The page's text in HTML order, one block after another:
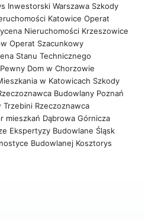
Inwestorski Warszawa Szkody
Katowice Operat
Nieruchomości Krzeszowice
Operat Szacunkowy
Stanu Technicznego
Pewny Dom w Chorzowie
w Katowicach Szkody
Budowlany Poznań
Trzebini Rzeczoznawca
mieszkań Dąbrowa Górnicza
Ekspertyzy Budowlane Śląsk
Budowlanej Kosztorys